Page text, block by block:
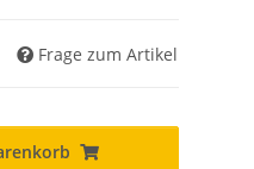
Frage zum Artikel